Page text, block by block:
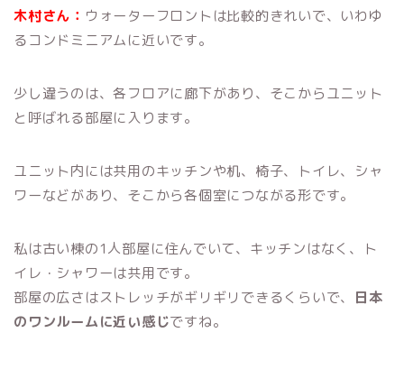
木村さん： ウォーターフロントは比較的きれいで、いわゆ
るコンドミニアムに近いです。
少し違うのは、各フロアに廊下があり、そこからユニット
と呼ばれる部屋に入ります。
ユニット内には共用のキッチンや机、椅子、トイレ、シャ
ワーなどがあり、そこから各個室につながる形です。
私は古い棟の1人部屋に住んでいて、キッチンはなく、ト
イレ・シャワーは共用です。
部屋の広さはストレッチがギリギリできるくらいで、 日本
のワンルームに近い感じですね。